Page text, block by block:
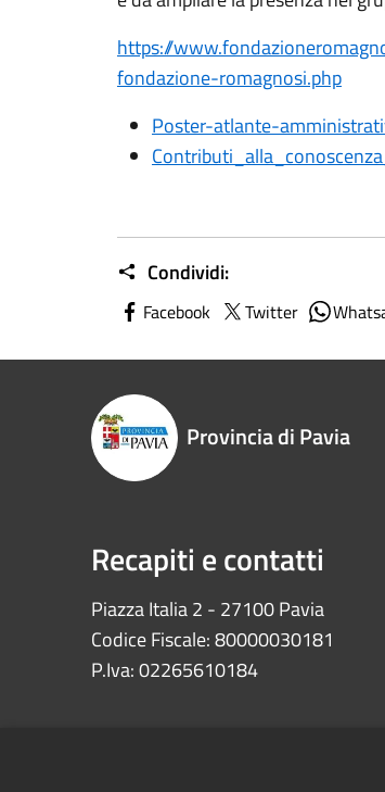
https://
fondazione-romagnosi.php
Poster-atlante-
Condividi:
Facebook Twitter
Provincia di Pavia
Recapiti e contatti
Piazza Italia 2 - 27100 Pavia
Codice Fiscale: 80000030181
P.Iva: 02265610184